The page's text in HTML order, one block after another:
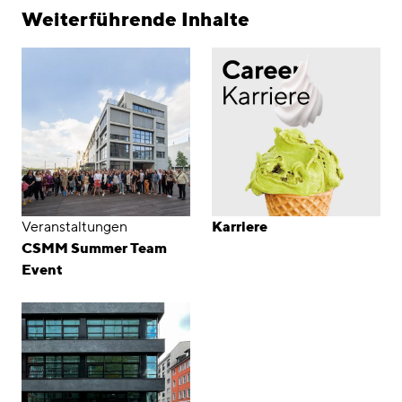
Weiterführende Inhalte
Veranstaltungen
CSMM Summer Team
Event
Karriere